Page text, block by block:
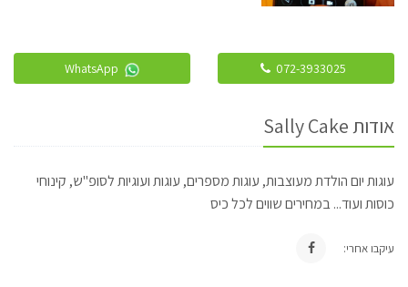
אודות Sally Cake
עוגות יום הולדת מעוצבות, עוגות מספרים, עוגות ועוגיות לסופ"ש, קינוחי
כוסות ועוד... במחירים שווים לכל כיס
עיקבו אחרי: